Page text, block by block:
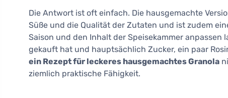
Die Antwort ist oft einfach. Die hausgemachte
Süße und die Qualität der Zutaten und ist zudem
Saison und den Inhalt der Speisekammer anpassen
gekauft hat und hauptsächlich Zucker, ein paar
ein Rezept für leckeres hausgemachtes Granola
ziemlich praktische Fähigkeit.